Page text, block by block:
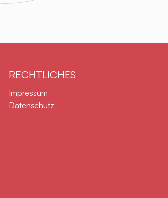
RECHTLICHES
Navigation überspringen
Impressum
Datenschutz